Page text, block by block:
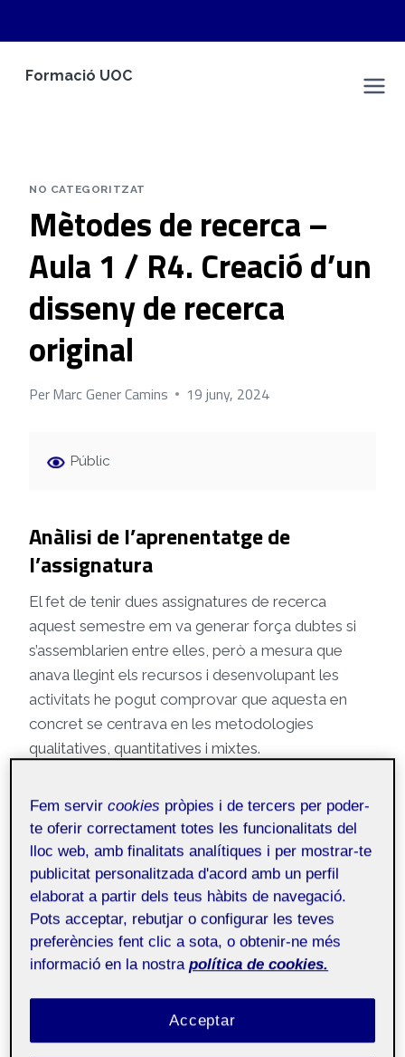
Formació UOC
NO CATEGORITZAT
Mètodes de recerca –
Aula 1 / R4. Creació d’un
disseny de recerca
original
PerMarc Gener Camins 19 juny, 2024
Públic
Anàlisi de l’aprenentatge de
l’assignatura
El fet de tenir dues assignatures de recerca
aquest semestre em va generar força dubtes si
s’assemblarien entre elles, però a mesura que
anava llegint els recursos i desenvolupant les
activitats he pogut comprovar que aquesta en
concret se centrava en les metodologies
qualitatives, quantitatives i mixtes.
Al llarg de l’assignatura, he après de manera la
importància i la complexitat del procés
metodològic en la recerca educativa. A mesura
que anàvem llegint i fent els reptes, he anat
entenent que la selecció del mètode implica
considerar diversos criteris científics, el grau de
coneixement previ, el tipus d’estudi i les variables
implicades. La recerca qualitativa s’enfoca en
l’experiència subjectiva i la comprensió de
contextos socials complexos. Mentre que la
recerca quantitativa, busca la precisió i
Fem servircookies pròpies i de tercers per poder-
te oferir correctament totes les funcionalitats del
lloc web, amb finalitats analítiques i per mostrar-te
publicitat personalitzada d'acord amb un perfil
elaborat a partir dels teus hàbits de navegació.
Pots acceptar, rebutjar o configurar les teves
preferències fent clic a sota, o obtenir-ne més
informació en la nostra política de cookies.
Acceptar